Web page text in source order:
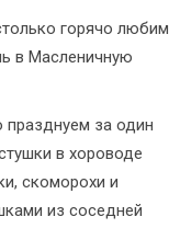
горячо любим
в Масленичную
за один
в хороводе
скоморохи и
из соседней